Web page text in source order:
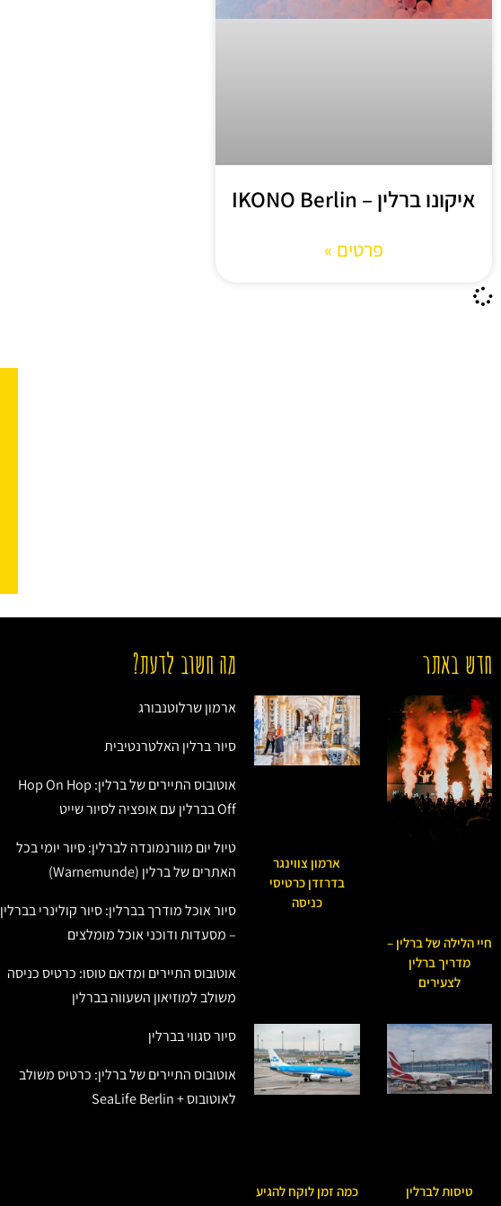
איקונו ברלין – IKONO Berlin
פרטים »
חדש באתר
חיי הלילה של ברלין –
מדריך ברלין
לצעירים
ארמון צווינגר
בדרזדן כרטיסי
כניסה
טיסות לברלין
כמה זמן לוקח להגיע
מה חשוב לדעת?
ארמון שרלוטנבורג
סיור ברלין האלטרנטיבית
אוטובוס התיירים של ברלין: Hop On Hop
Off בברלין עם אופציה לסיור שייט
טיול יום מוורנמונדה לברלין: סיור יומי בכל
האתרים של ברלין (Warnemunde)
סיור אוכל מודרך בברלין: סיור קולינרי בברלין
– מסעדות ודוכני אוכל מומלצים
אוטובוס התיירים ומדאם טוסו: כרטיס כניסה
משולב למוזיאון השעווה בברלין
סיור סגווי בברלין
אוטובוס התיירים של ברלין: כרטיס משולב
לאוטובוס + SeaLife Berlin